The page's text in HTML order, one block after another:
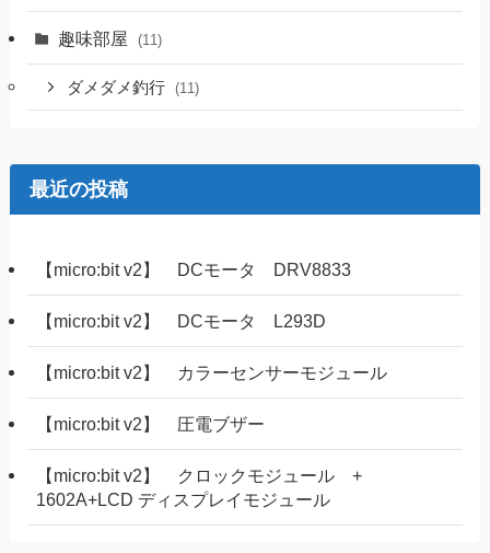
趣味部屋 (11)
ダメダメ釣行 (11)
最近の投稿
【micro:bit v2】 DCモータ DRV8833
【micro:bit v2】 DCモータ L293D
【micro:bit v2】 カラーセンサーモジュール
【micro:bit v2】 圧電ブザー
【micro:bit v2】 クロックモジュール +
1602A+LCD ディスプレイモジュール